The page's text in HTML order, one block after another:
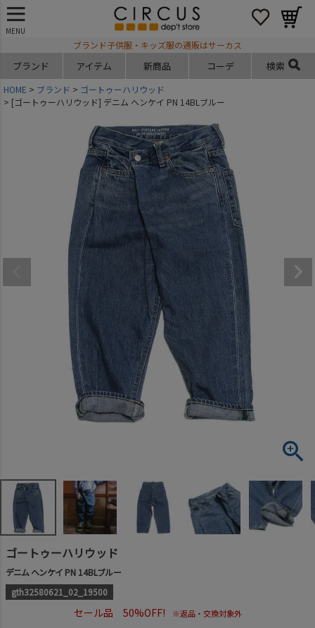
MENU
ブランド子供服・キッズ服の通販はサーカス
ブランド アイテム 新商品 コーデ 検索
HOME ブランド
ゴートゥーハリウッド
[ゴートゥーハリウッド] デニム ヘンケイ PN 14BLブルー
ゴートゥーハリウッド
デニム ヘンケイ PN 14BLブルー
gth32580621_02_19500
セール品 50%OFF! ※返品・交換対象外